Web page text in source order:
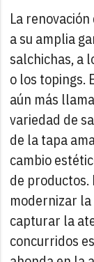
La
a su amplia
salchichas, a
o los topings.
aún más
variedad de
de la tapa
cambio
de productos.
modernizar
capturar la
concurridos